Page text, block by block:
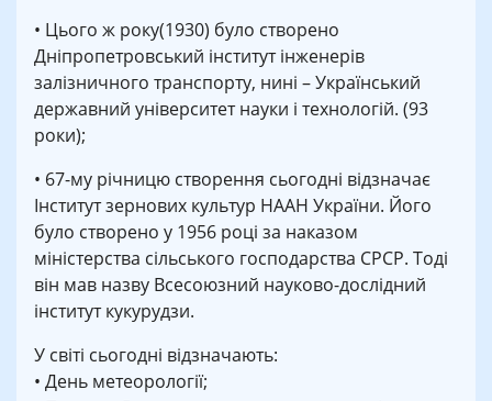
• Цього ж року(1930) було створено
Дніпропетровський інститут інженерів
залізничного транспорту, нині – Український
державний університет науки і технологій. (93
роки);
• 67-му річницю створення сьогодні відзначає
Інститут зернових культур НААН України. Його
було створено у 1956 році за наказом
міністерства сільського господарства СРСР. Тоді
він мав назву Всесоюзний науково-дослідний
інститут кукурудзи.
У світі сьогодні відзначають:
• День метеорології;